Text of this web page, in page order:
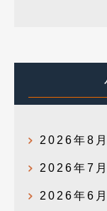
2026年8月
2026年7月
2026年6月